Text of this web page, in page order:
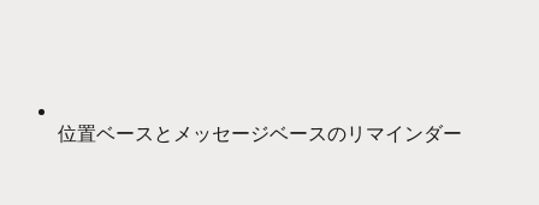
位置ベースとメッセージベースのリマインダー